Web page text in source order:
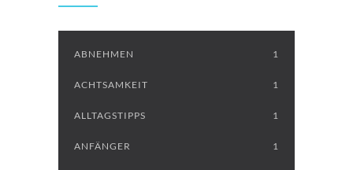
ABNEHMEN 1
ACHTSAMKEIT 1
ALLTAGSTIPPS 1
ANFÄNGER 1